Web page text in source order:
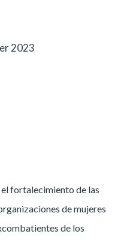
fortalecimiento de las
de mujeres
de los
2023